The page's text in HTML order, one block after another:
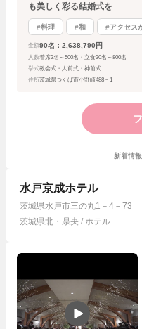
も美しく彩る結婚式を
#料理 #和 #アクセス
金額 90名：2,638,790円
人数着席2名～500名・立食30名～800名
挙式教会式・人前式・神前式
住所茨城県つくば市小野崎488－1
新着情
水戸京成ホテル
茨城県水戸市三の丸1－4－73
茨城県北・県央 / ホテル